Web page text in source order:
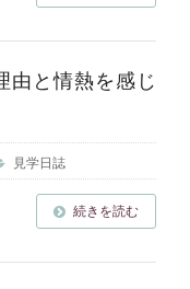
由と情熱を感じ
見学日誌
続きを読む